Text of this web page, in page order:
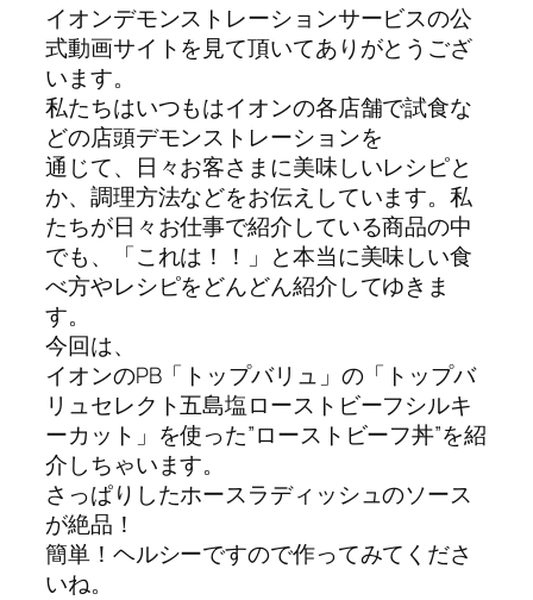
イオンデモンストレーションサービスの公
式動画サイトを見て頂いてありがとうござ
います。
私たちはいつもはイオンの各店舗で試食な
どの店頭デモンストレーションを
通じて、日々お客さまに美味しいレシピと
か、調理方法などをお伝えしています。私
たちが日々お仕事で紹介している商品の中
でも、「これは！！」と本当に美味しい食
べ方やレシピをどんどん紹介してゆきま
す。
今回は、
イオンのPB「トップバリュ」の「トップバ
リュセレクト五島塩ローストビーフシルキ
ーカット」を使った”ローストビーフ丼”を紹
介しちゃいます。
さっぱりしたホースラディッシュのソース
が絶品！
簡単！ヘルシーですので作ってみてくださ
いね。